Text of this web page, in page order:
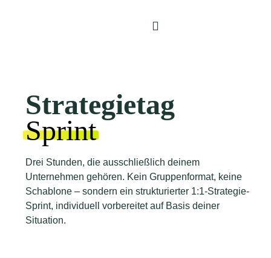
Strategietag
Sprint
Drei Stunden, die ausschließlich deinem
Unternehmen gehören. Kein Gruppenformat, keine
Schablone – sondern ein strukturierter 1:1-Strategie-
Sprint, individuell vorbereitet auf Basis deiner
Situation.